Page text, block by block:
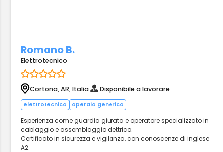
Romano B.
Elettrotecnico
Cortona, AR, Italia Disponibile a lavorare
elettrotecnico operaio generico
Esperienza come guardia giurata e operatore specializzato in
cablaggio e assemblaggio elettrico.
Certificato in sicurezza e vigilanza, con conoscenze di inglese
A2.